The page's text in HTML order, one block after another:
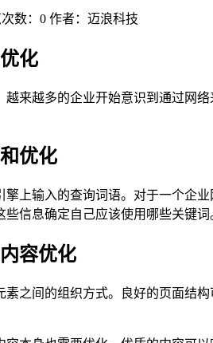
次数：0 作者：迈浪科技
化
越来越多的企业开始意识到通过网
优化
擎上输入的查询词语。对于一个企
信息确定自己应该使用哪些关键词
容优化
素之间的组织方式。良好的页面结